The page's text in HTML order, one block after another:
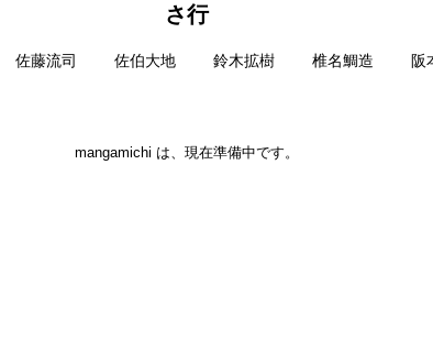
さ行
佐藤流司 佐伯大地 鈴木拡樹 椎名鯛造 阪
mangamichi は、現在準備中です。